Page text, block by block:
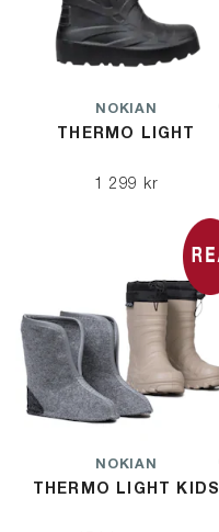
NOKIAN
THERMO LIGHT
1 299 kr
NOKIAN
THERMO LIGHT KIDS